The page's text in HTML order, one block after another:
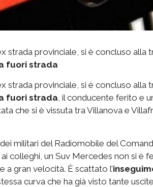
strada provinciale, si è concluso alla
fuori strada
strada provinciale, si è concluso alla
fuori strada , il conducente ferito e
che si è vissuta tra Villanova e
militari del Radiomobile del
colleghi, un Suv Mercedes non si è
a gran velocità. È scattato l’
curva che ha già visto tante